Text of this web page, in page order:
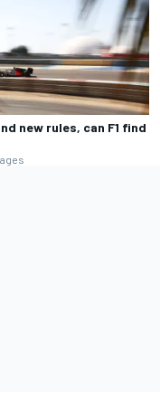
new rules, can F1 find